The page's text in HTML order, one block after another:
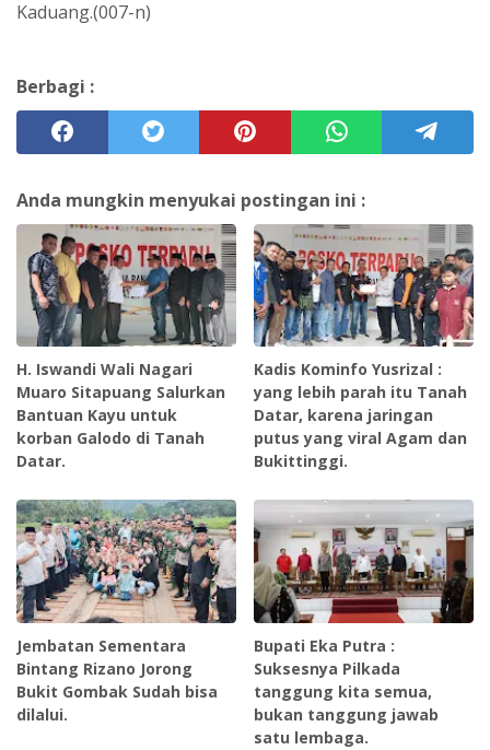
Kaduang.(007-n)
Berbagi :
Anda mungkin menyukai postingan ini :
H. Iswandi Wali Nagari
Muaro Sitapuang Salurkan
Bantuan Kayu untuk
korban Galodo di Tanah
Datar.
Kadis Kominfo Yusrizal :
yang lebih parah itu Tanah
Datar, karena jaringan
putus yang viral Agam dan
Bukittinggi.
Jembatan Sementara
Bintang Rizano Jorong
Bukit Gombak Sudah bisa
dilalui.
Bupati Eka Putra :
Suksesnya Pilkada
tanggung kita semua,
bukan tanggung jawab
satu lembaga.